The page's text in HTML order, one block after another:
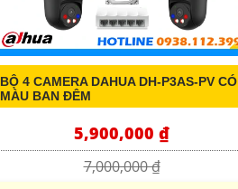
BỘ 4 CAMERA DAHUA DH-P3AS-PV CÓ
MÀU BAN ĐÊM
5,900,000 ₫
7,000,000 ₫